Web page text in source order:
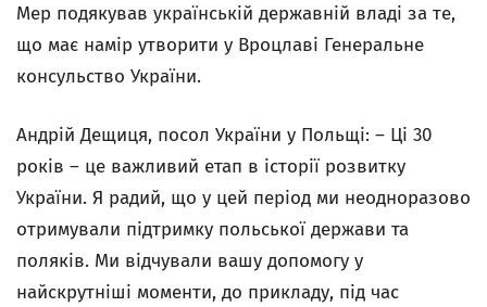
Мер подякував українській державній владі за те,
що має намір утворити у Вроцлаві Генеральне
консульство України.
Андрій Дещиця, посол України у Польщі: – Ці 30
років – це важливий етап в історії розвитку
України. Я радий, що у цей період ми неодноразово
отримували підтримку польської держави та
поляків. Ми відчували вашу допомогу у
найскрутніші моменти, до прикладу, під час